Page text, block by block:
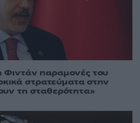
παραμονές του
στρατεύματα στην
τη σταθερότητα»